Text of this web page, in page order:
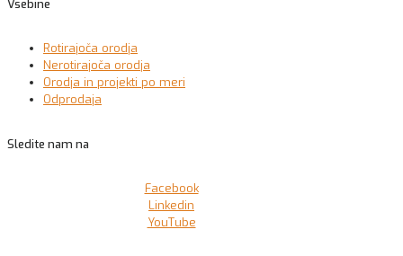
Vsebine
Rotirajoča orodja
Nerotirajoča orodja
Orodja in projekti po meri
Odprodaja
Sledite nam na
Facebook
Linkedin
YouTube